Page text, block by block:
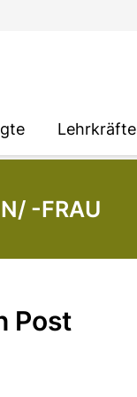
Lehrkräfte
-FRAU
Post